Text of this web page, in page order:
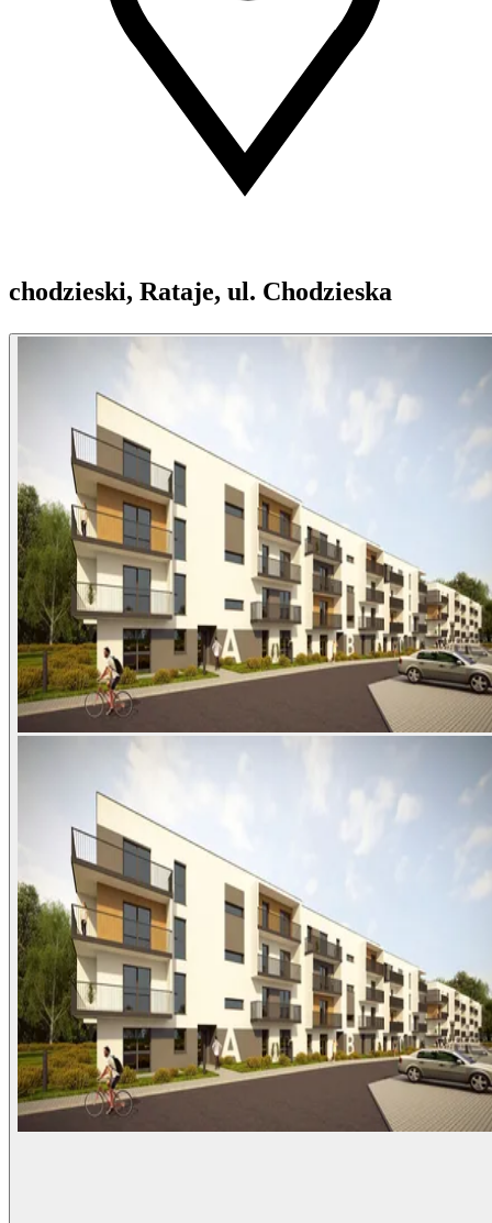
chodzieski, Rataje, ul. Chodzieska